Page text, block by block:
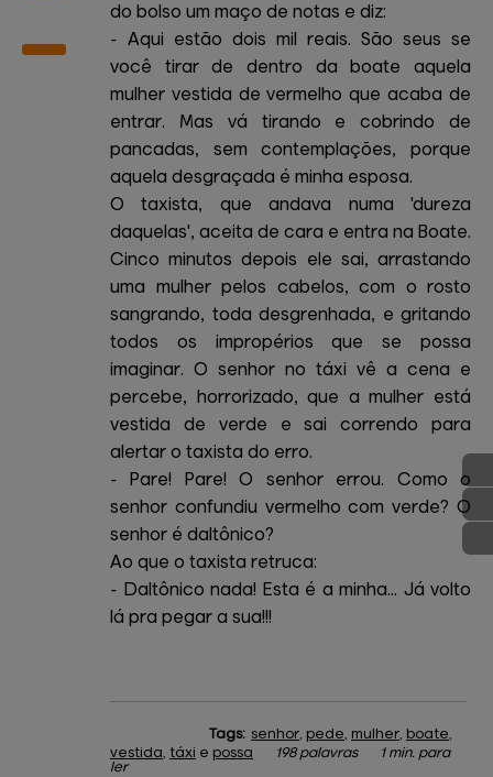
do bolso um maço de notas e diz:
- Aqui estão dois mil reais. São seus se
você tirar de dentro da boate aquela
mulher vestida de vermelho que acaba de
entrar. Mas vá tirando e cobrindo de
pancadas, sem contemplações, porque
aquela desgraçada é minha esposa.
O taxista, que andava numa 'dureza
daquelas', aceita de cara e entra na Boate.
Cinco minutos depois ele sai, arrastando
uma mulher pelos cabelos, com o rosto
sangrando, toda desgrenhada, e gritando
todos os impropérios que se possa
imaginar. O senhor no táxi vê a cena e
percebe, horrorizado, que a mulher está
vestida de verde e sai correndo para
alertar o taxista do erro.
- Pare! Pare! O senhor errou. Como o
senhor confundiu vermelho com verde? O
senhor é daltônico?
Ao que o taxista retruca:
- Daltônico nada! Esta é a minha... Já volto
lá pra pegar a sua!!!
Tags: senhor, pede, mulher, boate,
vestida, táxi e possa 198 palavras
1 min. para
ler